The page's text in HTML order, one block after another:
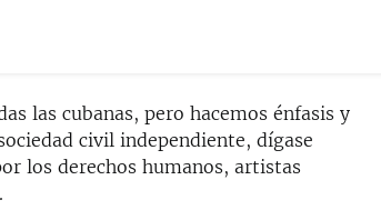
las cubanas, pero hacemos énfasis y
civil independiente, dígase
los derechos humanos, artistas